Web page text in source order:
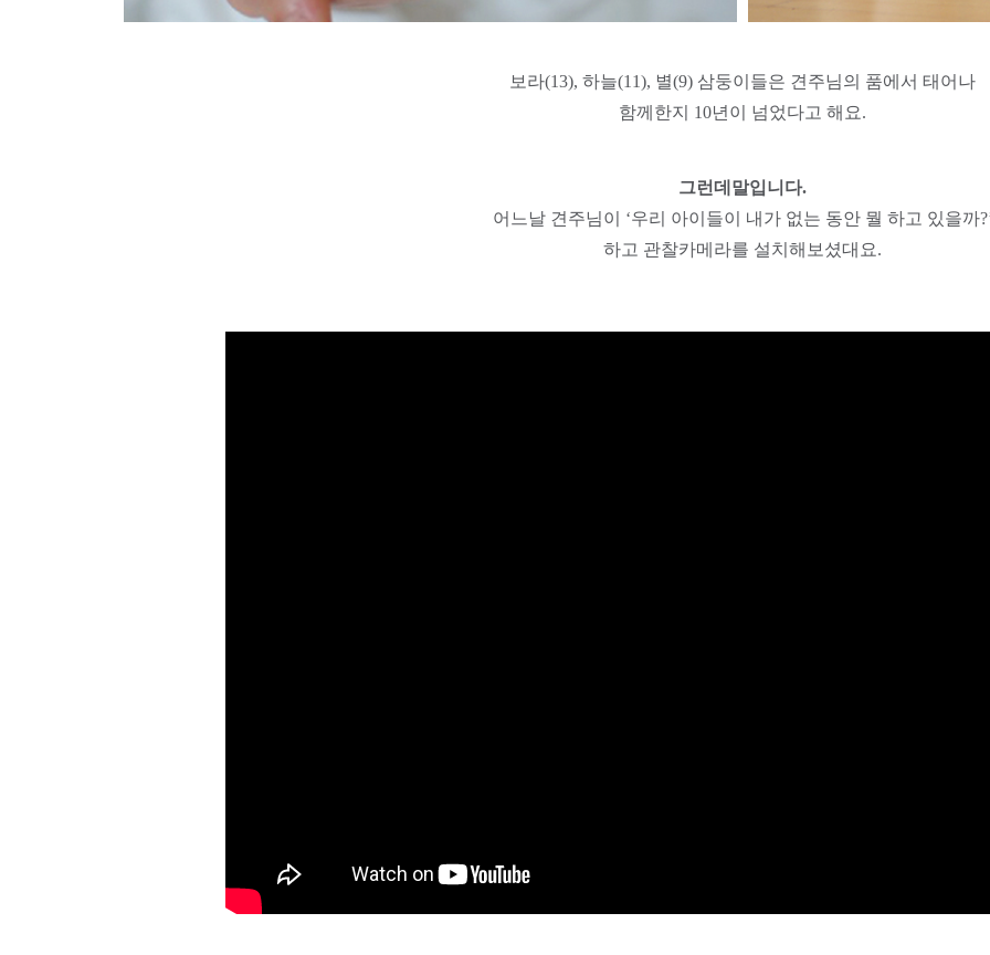
보라(13), 하늘(11), 별(9) 삼둥이들은 견주님의 품에서 태어나
함께한지 10년이 넘었다고 해요.
그런데말입니다.
어느날 견주님이 ‘우리 아이들이 내가 없는 동안 뭘 하고 있을까
하고 관찰카메라를 설치해보셨대요.